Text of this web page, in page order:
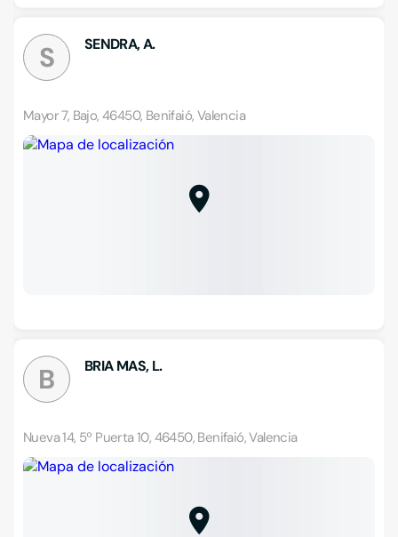
S SENDRA, A.
Mayor 7, Bajo, 46450, Benifaió, Valencia
B BRIA MAS, L.
Nueva 14, 5º Puerta 10, 46450, Benifaió, Valencia